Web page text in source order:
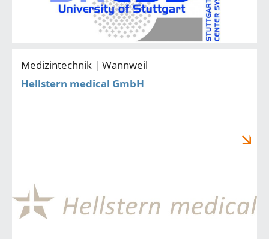
Medizintechnik | Wannweil
Hellstern medical GmbH